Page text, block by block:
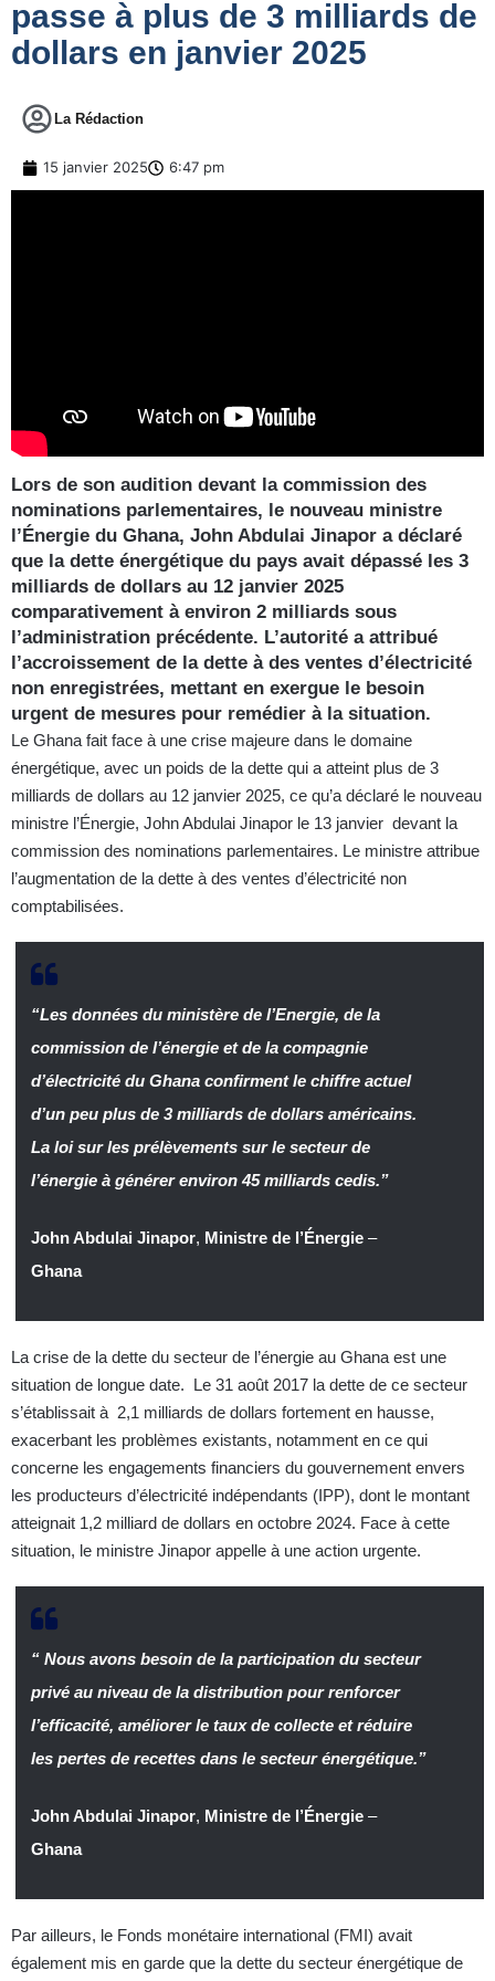
passe à plus de 3 milliards de
dollars en janvier 2025
La Rédaction
15 janvier 2025 6:47 pm
Lors de son audition devant la commission des
nominations parlementaires, le nouveau ministre
l’Énergie du Ghana, John Abdulai Jinapor a déclaré
que la dette énergétique du pays avait dépassé les 3
milliards de dollars au 12 janvier 2025
comparativement à environ 2 milliards sous
l’administration précédente. L’autorité a attribué
l’accroissement de la dette à des ventes d’électricité
non enregistrées, mettant en exergue le besoin
urgent de mesures pour remédier à la situation.
Le Ghana fait face à une crise majeure dans le domaine
énergétique, avec un poids de la dette qui a atteint plus de 3
milliards de dollars au 12 janvier 2025, ce qu’a déclaré le nouveau
ministre l’Énergie, John Abdulai Jinapor le 13 janvier devant la
commission des nominations parlementaires. Le ministre attribue
l’augmentation de la dette à des ventes d’électricité non
comptabilisées.
“Les données du ministère de l’Energie, de la
commission de l’énergie et de la compagnie
d’électricité du Ghana confirment le chiffre actuel
d’un peu plus de 3 milliards de dollars américains.
La loi sur les prélèvements sur le secteur de
l’énergie à générer environ 45 milliards cedis.”
John Abdulai Jinapor, Ministre de l’Énergie–
Ghana
La crise de la dette du secteur de l’énergie au Ghana est une
situation de longue date. Le 31 août 2017 la dette de ce secteur
s’établissait à 2,1 milliards de dollars fortement en hausse,
exacerbant les problèmes existants, notamment en ce qui
concerne les engagements financiers du gouvernement envers
les producteurs d’électricité indépendants (IPP), dont le montant
atteignait 1,2 milliard de dollars en octobre 2024. Face à cette
situation, le ministre Jinapor appelle à une action urgente.
“ Nous avons besoin de la participation du secteur
privé au niveau de la distribution pour renforcer
l’efficacité, améliorer le taux de collecte et réduire
les pertes de recettes dans le secteur énergétique.”
John Abdulai Jinapor, Ministre de l’Énergie–
Ghana
Par ailleurs, le Fonds monétaire international (FMI) avait
également mis en garde que la dette du secteur énergétique de